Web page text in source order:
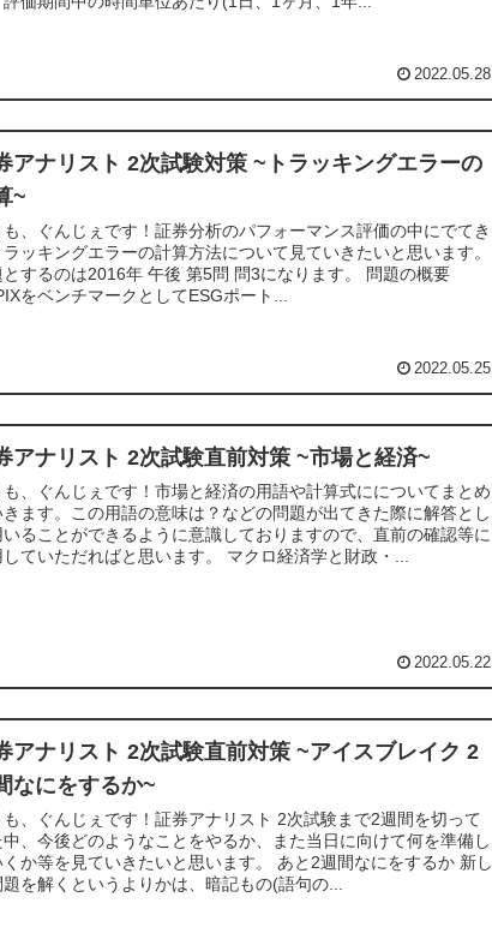
2022.05.28
アナリスト 2次試験対策 ~トラッキングエラーの
~
も、ぐんじぇです！証券分析のパフォーマンス評価の中にでてき
ラッキングエラーの計算方法について見ていきたいと思います。
とするのは2016年 午後 第5問 問3になります。 問題の概要
をベンチマークとしてESGポート...
2022.05.25
アナリスト 2次試験直前対策 ~市場と経済~
も、ぐんじぇです！市場と経済の用語や計算式にについてまとめ
きます。この用語の意味は？などの問題が出てきた際に解答とし
いることができるように意識しておりますので、直前の確認等に
ていただればと思います。 マクロ経済学と財政・...
2022.05.22
アナリスト 2次試験直前対策 ~アイスブレイク 2
なにをするか~
も、ぐんじぇです！証券アナリスト 2次試験まで2週間を切って
中、今後どのようなことをやるか、また当日に向けて何を準備し
くか等を見ていきたいと思います。 あと2週間なにをするか 新し
題を解くというよりかは、暗記もの(語句の...